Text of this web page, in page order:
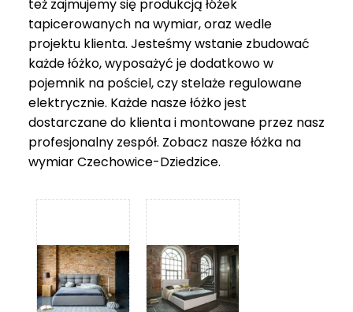
też zajmujemy się produkcją łóżek
tapicerowanych na wymiar, oraz wedle
projektu klienta. Jesteśmy wstanie zbudować
każde łóżko, wyposażyć je dodatkowo w
pojemnik na pościel, czy stelaże regulowane
elektrycznie. Każde nasze łóżko jest
dostarczane do klienta i montowane przez nasz
profesjonalny zespół. Zobacz naszełóżka na
wymiar Czechowice-Dziedzice.